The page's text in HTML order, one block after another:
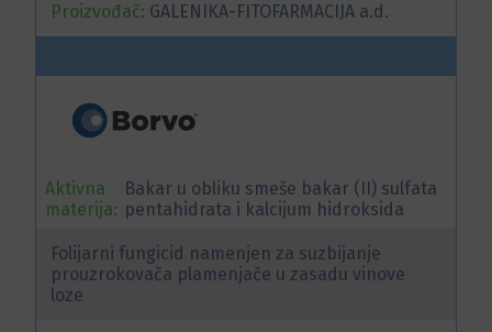
Proizvođač: GALENIKA-FITOFARMACIJA a.d.
Aktivna
materija:
Bakar u obliku smeše bakar (II) sulfata
pentahidrata i kalcijum hidroksida
Folijarni fungicid namenjen za suzbijanje
prouzrokovača plamenjače u zasadu vinove
loze